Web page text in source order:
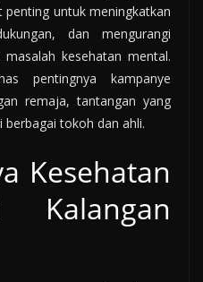
untuk meningkatkan
dan mengurangi
kesehatan mental.
pentingnya kampanye
remaja, tantangan yang
tokoh dan ahli.
Kesehatan